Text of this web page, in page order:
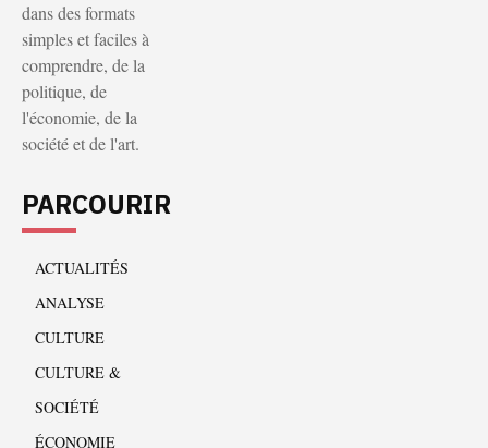
dans des formats
simples et faciles à
comprendre, de la
politique, de
l'économie, de la
société et de l'art.
PARCOURIR
ACTUALITÉS
ANALYSE
CULTURE
CULTURE &
SOCIÉTÉ
ÉCONOMIE